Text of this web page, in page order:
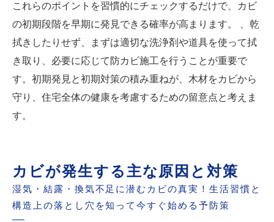
これらのポイントを習慣的にチェックするだけで、カビ
の初期段階を早期に発見できる確率が高まります。 、乾
拭きしたりせず、まずは適切な洗浄剤や道具を使って拭
き取り、必要に応じて防カビ施工を行うことが重要で
す。初期発見と初期対策の積み重ねが、木材をカビから
守り、住宅全体の健康を考慮するための留意点と考えま
す。
カビが発生する主な原因と対策
湿気・結露・換気不足に潜むカビの真実！生活習慣と
構造上の落とし穴を知って今すぐ始める予防策